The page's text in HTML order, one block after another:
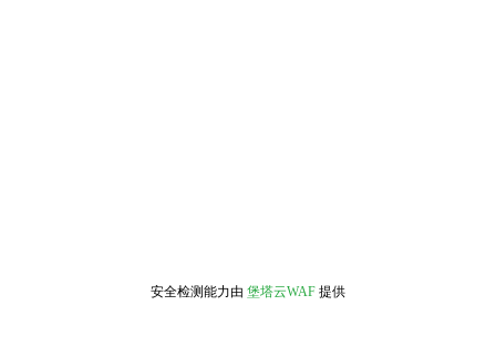
安全检测能力由 堡塔云WAF 提供